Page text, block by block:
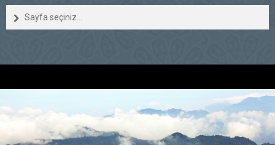
Sayfa seçiniz...